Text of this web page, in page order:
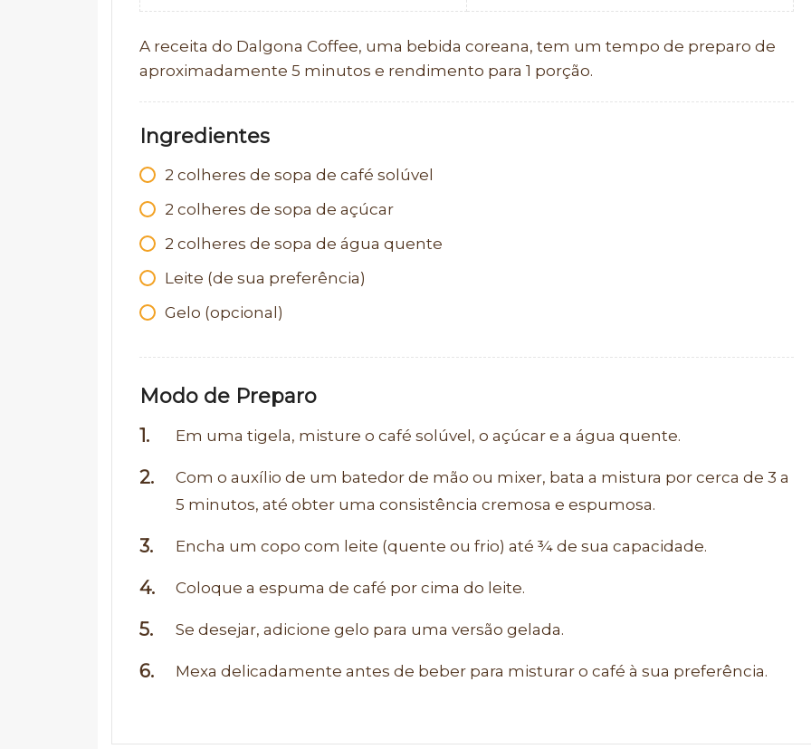
A receita do Dalgona Coffee, uma bebida coreana, tem um tempo de preparo de
aproximadamente 5 minutos e rendimento para 1 porção.
Ingredientes
2 colheres de sopa de café solúvel
2 colheres de sopa de açúcar
2 colheres de sopa de água quente
Leite (de sua preferência)
Gelo (opcional)
Modo de Preparo
Em uma tigela, misture o café solúvel, o açúcar e a água quente.
Com o auxílio de um batedor de mão ou mixer, bata a mistura por cerca de 3 a
5 minutos, até obter uma consistência cremosa e espumosa.
Encha um copo com leite (quente ou frio) até ¾ de sua capacidade.
Coloque a espuma de café por cima do leite.
Se desejar, adicione gelo para uma versão gelada.
Mexa delicadamente antes de beber para misturar o café à sua preferência.